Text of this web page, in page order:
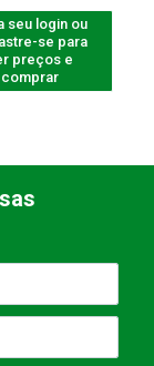
seu login ou
se para
preços e
comprar